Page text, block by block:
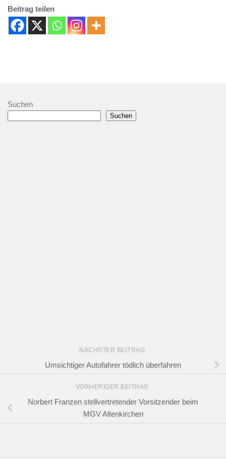
Beitrag teilen
Suchen
Suchen
NÄCHSTER BEITRAG
Umsichtiger Autofahrer tödlich überfahren
VORHERIGER BEITRAG
Norbert Franzen stellvertretender Vorsitzender beim
MGV Altenkirchen